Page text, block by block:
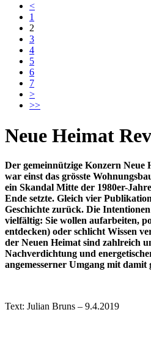
<
1
2
3
4
5
6
7
>
>>
Neue Heimat
Der gemeinnützige Konzern Neue
war einst das grösste
ein Skandal Mitte der 1980er-
Ende setzte. Gleich vier
Geschichte zurück. Die
vielfältig: Sie wollen aufarbeiten,
entdecken) oder schlicht Wissen
der Neuen Heimat sind zahlreich
Nachverdichtung und
angemesserner Umgang mit damit
Text: Julian Bruns – 9.4.2019